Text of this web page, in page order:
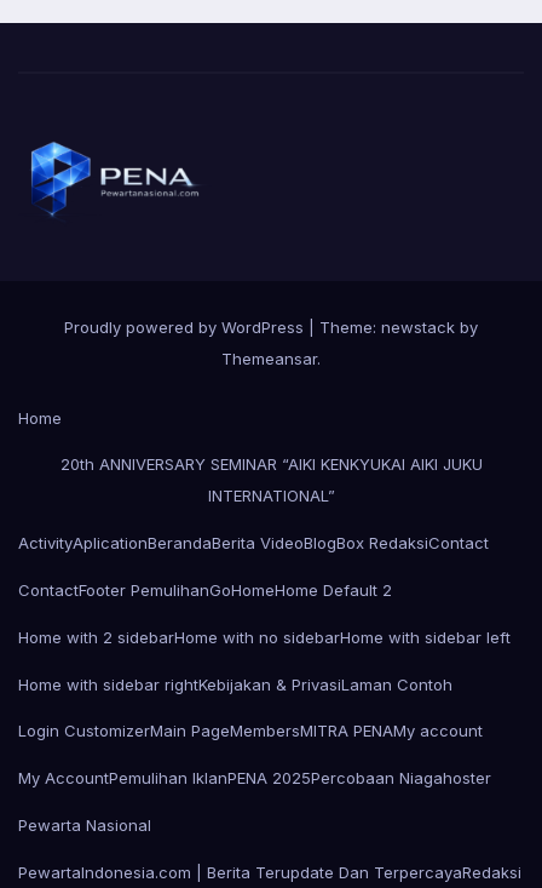
Proudly powered by WordPress
Theme: newstack by
Themeansar.
Home
20th ANNIVERSARY SEMINAR “AIKI KENKYUKAI AIKI JUKU
INTERNATIONAL”
ActivityAplicationBerandaBerita VideoBlogBox RedaksiContact
ContactFooter PemulihanGoHomeHome Default 2
Home with 2 sidebarHome with no sidebarHome with sidebar left
Home with sidebar rightKebijakan & PrivasiLaman Contoh
Login CustomizerMain PageMembersMITRA PENAMy account
My AccountPemulihan IklanPENA 2025Percobaan Niagahoster
Pewarta Nasional
PewartaIndonesia.com | Berita Terupdate Dan TerpercayaRedaksi